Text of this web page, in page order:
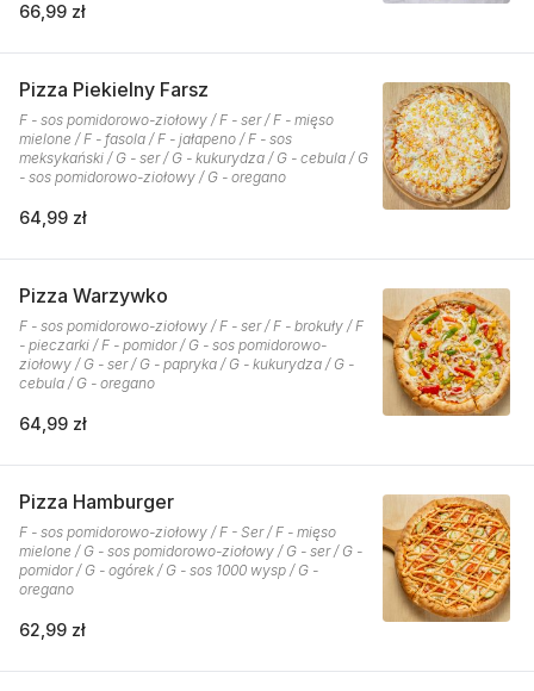
66,99 zł
Pizza Piekielny Farsz
F - sos pomidorowo-ziołowy / F - ser / F - mięso
mielone / F - fasola / F - jałapeno / F - sos
meksykański / G - ser / G - kukurydza / G - cebula / G
- sos pomidorowo-ziołowy / G - oregano
64,99 zł
Pizza Warzywko
F - sos pomidorowo-ziołowy / F - ser / F - brokuły / F
- pieczarki / F - pomidor / G - sos pomidorowo-
ziołowy / G - ser / G - papryka / G - kukurydza / G -
cebula / G - oregano
64,99 zł
Pizza Hamburger
F - sos pomidorowo-ziołowy / F - Ser / F - mięso
mielone / G - sos pomidorowo-ziołowy / G - ser / G -
pomidor / G - ogórek / G - sos 1000 wysp / G -
oregano
62,99 zł